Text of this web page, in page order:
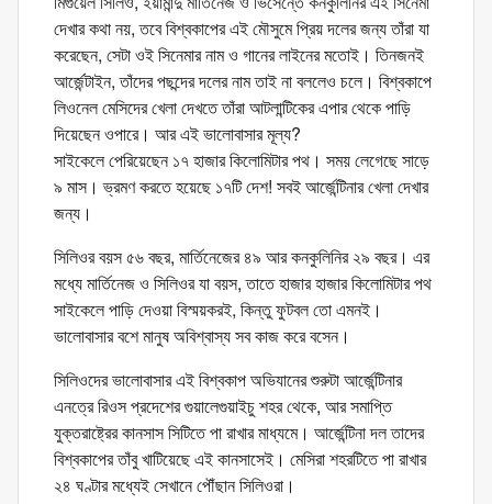
দেখার কথা নয়, তবে বিশ্বকাপের এই মৌসুমে প্রিয় দলের জন্য তাঁরা যা
করেছেন, সেটা ওই সিনেমার নাম ও গানের লাইনের মতোই। তিনজনই
আর্জেন্টাইন, তাঁদের পছন্দের দলের নাম তাই না বললেও চলে। বিশ্বকাপে
লিওনেল মেসিদের খেলা দেখতে তাঁরা আটলান্টিকের এপার থেকে পাড়ি
দিয়েছেন ওপারে। আর এই ভালোবাসার মূল্য?
সাইকেলে পেরিয়েছেন ১৭ হাজার কিলোমিটার পথ। সময় লেগেছে সাড়ে
৯ মাস। ভ্রমণ করতে হয়েছে ১৭টি দেশ! সবই আর্জেন্টিনার খেলা দেখার
জন্য।
সিলিওর বয়স ৫৬ বছর, মার্তিনেজের ৪৯ আর কনকুলিনির ২৯ বছর। এর
মধ্যে মার্তিনেজ ও সিলিওর যা বয়স, তাতে হাজার হাজার কিলোমিটার পথ
সাইকেলে পাড়ি দেওয়া বিস্ময়করই, কিন্তু ফুটবল তো এমনই।
ভালোবাসার বশে মানুষ অবিশ্বাস্য সব কাজ করে বসেন।
সিলিওদের ভালোবাসার এই বিশ্বকাপ অভিযানের শুরুটা আর্জেন্টিনার
এনত্রে রিওস প্রদেশের গুয়ালেগুয়াইচু শহর থেকে, আর সমাপ্তি
যুক্তরাষ্ট্রের কানসাস সিটিতে পা রাখার মাধ্যমে। আর্জেন্টিনা দল তাদের
বিশ্বকাপের তাঁবু খাটিয়েছে এই কানসাসেই। মেসিরা শহরটিতে পা রাখার
২৪ ঘণ্টার মধ্যেই সেখানে পৌঁছান সিলিওরা।